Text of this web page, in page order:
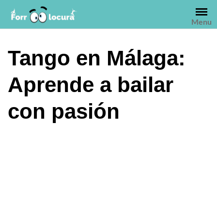
contenido
Menu
Tango en Málaga:
Aprende a bailar
con pasión